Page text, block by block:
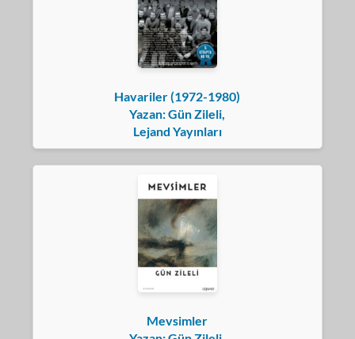
Havariler (1972-1980)
Yazan: Gün Zileli,
Lejand Yayınları
Mevsimler